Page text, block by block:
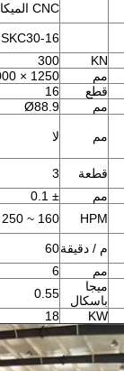
CNC الميكانيكية لكمة
SKC30-16
KN
300
مم
1250 × 2500،3200،4000،5000 1500 × 2500،3200،4000،5000
قطع 16
مم Ø88.9
مم لا
قطعة 3
مم ± 0.1
HPM
160 ~ 250
م / دقيقة60
مم 6
ميجا
باسكال
0.55
KW
18